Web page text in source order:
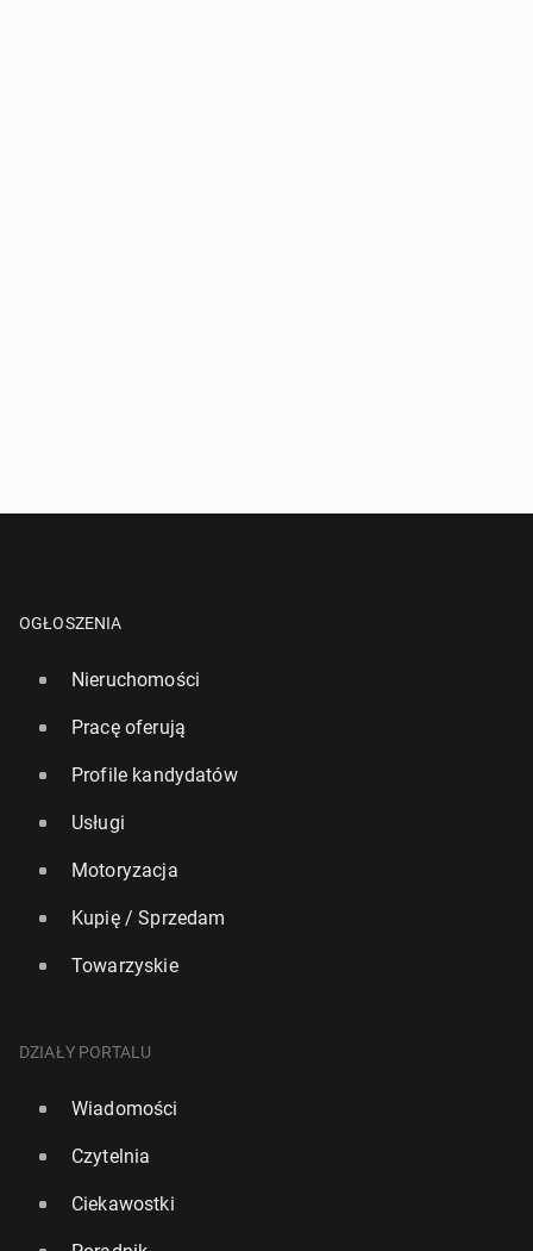
OGŁOSZENIA
Nieruchomości
Pracę oferują
Profile kandydatów
Usługi
Motoryzacja
Kupię / Sprzedam
Towarzyskie
DZIAŁY PORTALU
Wiadomości
Czytelnia
Ciekawostki